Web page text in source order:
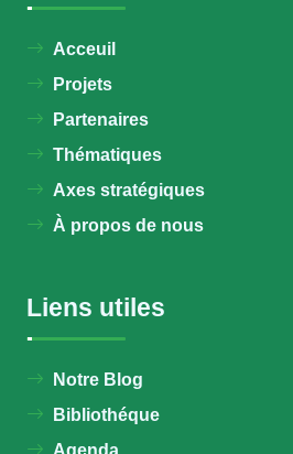
Acceuil
Projets
Partenaires
Thématiques
Axes stratégiques
À propos de nous
Liens utiles
Notre Blog
Bibliothéque
Agenda